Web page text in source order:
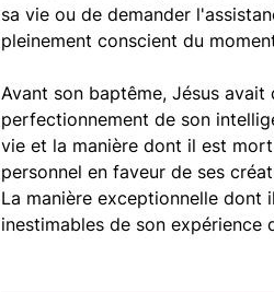
sa vie ou de demander
pleinement conscient du
Avant son baptême, Jésus
perfectionnement de son
vie et la manière dont il est
personnel en faveur de ses
La manière exceptionnelle
inestimables de son expérience